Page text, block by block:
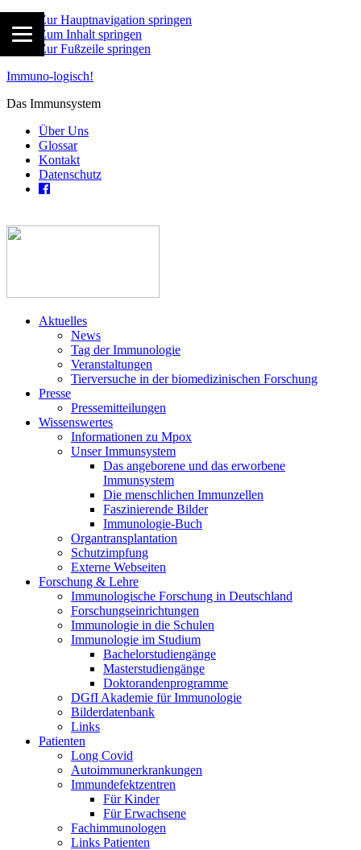
Zur Hauptnavigation springen
Zum Inhalt springen
Zur Fußzeile springen
Immuno-logisch!
Das Immunsystem
Über Uns
Glossar
Kontakt
Datenschutz
Aktuelles
News
Tag der Immunologie
Veranstaltungen
Tierversuche in der biomedizinischen Forschung
Presse
Pressemitteilungen
Wissenswertes
Informationen zu Mpox
Unser Immunsystem
Das angeborene und das erworbene
Immunsystem
Die menschlichen Immunzellen
Faszinierende Bilder
Immunologie-Buch
Organtransplantation
Schutzimpfung
Externe Webseiten
Forschung & Lehre
Immunologische Forschung in Deutschland
Forschungseinrichtungen
Immunologie in die Schulen
Immunologie im Studium
Bachelorstudiengänge
Masterstudiengänge
Doktorandenprogramme
DGfI Akademie für Immunologie
Bilderdatenbank
Links
Patienten
Long Covid
Autoimmunerkrankungen
Immundefektzentren
Für Kinder
Für Erwachsene
Fachimmunologen
Links Patienten